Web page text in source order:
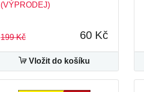
(VÝPRODEJ)
199 Kč 60 Kč
Vložit do košíku